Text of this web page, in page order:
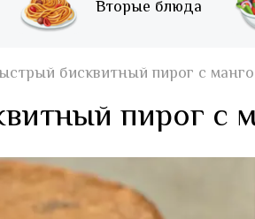
Вторые блюда
бисквитный пирог с
пирог с